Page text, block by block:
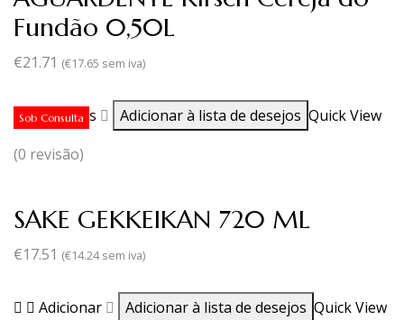
Fundão 0,50L
€21.71 (€17.65 sem iva)
Sob Consulta
Ler mais Adicionar à lista de desejos Quick View
(0 revisão)
SAKE GEKKEIKAN 720 ML
€17.51 (€14.24sem iva)
Adicionar Adicionar à lista de desejos Quick View